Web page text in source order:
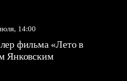
14:00
фильма «Лето в
Янковским